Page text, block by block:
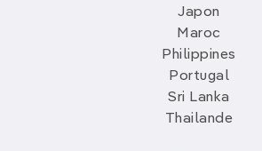
Japon
Maroc
Philippines
Portugal
Sri Lanka
Thailande